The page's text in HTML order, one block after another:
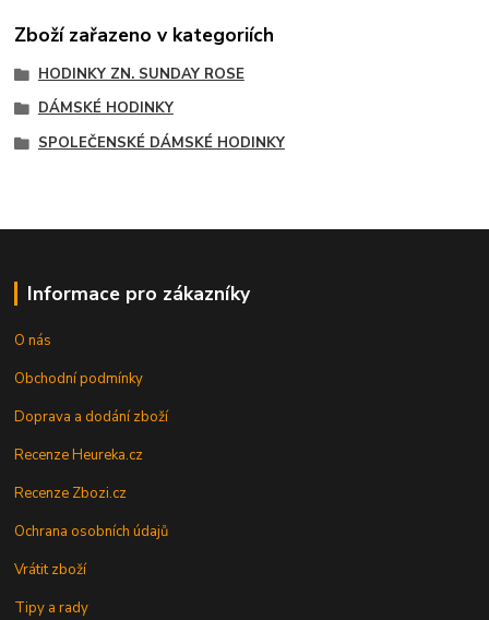
Zboží zařazeno v kategoriích
HODINKY ZN. SUNDAY ROSE
DÁMSKÉ HODINKY
SPOLEČENSKÉ DÁMSKÉ HODINKY
Informace pro zákazníky
O nás
Obchodní podmínky
Doprava a dodání zboží
Recenze Heureka.cz
Recenze Zbozi.cz
Ochrana osobních údajů
Vrátit zboží
Tipy a rady